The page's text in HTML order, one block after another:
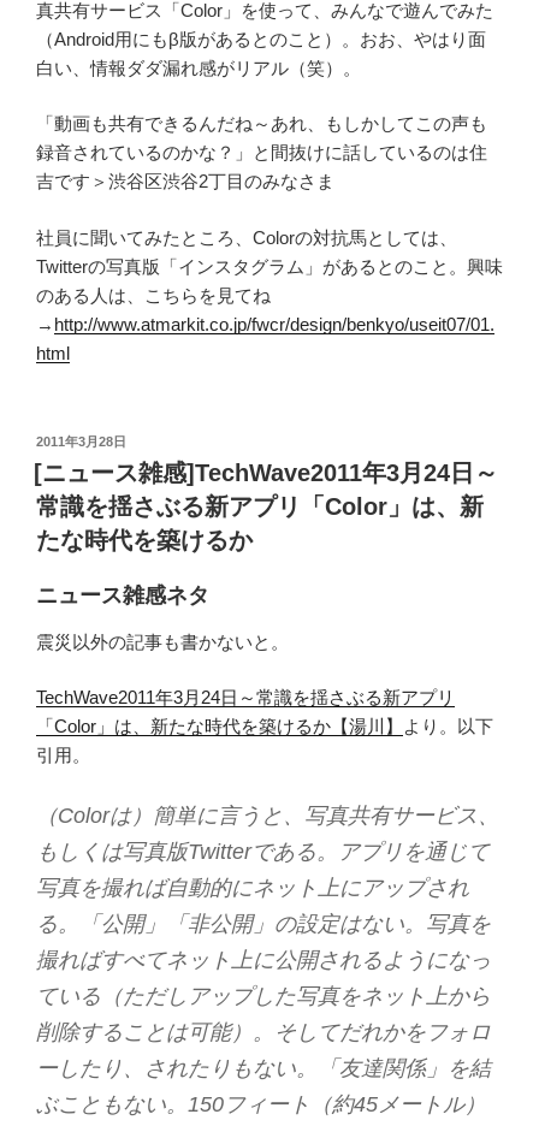
真共有サービス「Color」を使って、みんなで遊んでみた
（Android用にもβ版があるとのこと）。おお、やはり面
白い、情報ダダ漏れ感がリアル（笑）。
「動画も共有できるんだね～あれ、もしかしてこの声も
録音されているのかな？」と間抜けに話しているのは住
吉です＞渋谷区渋谷2丁目のみなさま
社員に聞いてみたところ、Colorの対抗馬としては、
Twitterの写真版「インスタグラム」があるとのこと。興味
のある人は、こちらを見てね
→ http://www.atmarkit.co.jp/fwcr/design/benkyo/useit07/01.
html
投
稿
日:
2011年3月28日
[ニュース雑感]TechWave2011年3月24日～
常識を揺さぶる新アプリ「Color」は、新
たな時代を築けるか
ニュース雑感ネタ
震災以外の記事も書かないと。
TechWave2011年3月24日～常識を揺さぶる新アプリ
「Color」は、新たな時代を築けるか【湯川】
より。以下
引用。
（Colorは）簡単に言うと、写真共有サービス、
もしくは写真版Twitterである。アプリを通じて
写真を撮れば自動的にネット上にアップされ
る。「公開」「非公開」の設定はない。写真を
撮ればすべてネット上に公開されるようになっ
ている（ただしアップした写真をネット上から
削除することは可能）。そしてだれかをフォロ
ーしたり、されたりもない。「友達関係」を結
ぶこともない。150フィート（約45メートル）